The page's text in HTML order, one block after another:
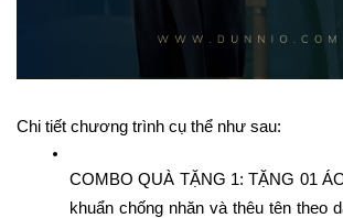
Chi tiết chương trình cụ thể như sau:
COMBO QUÀ TẶNG 1: TẶNG 01
khuẩn chống nhăn và thêu tên theo